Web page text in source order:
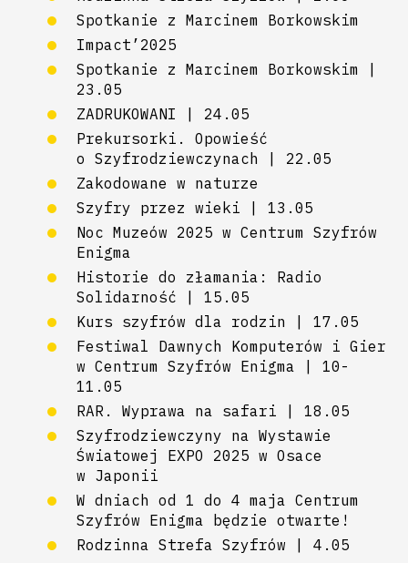
Spotkanie z Marcinem Borkowskim
Impact’2025
Spotkanie z Marcinem Borkowskim |
23.05
ZADRUKOWANI | 24.05
Prekursorki. Opowieść
o Szyfrodziewczynach | 22.05
Zakodowane w naturze
Szyfry przez wieki | 13.05
Noc Muzeów 2025 w Centrum Szyfrów
Enigma
Historie do złamania: Radio
Solidarność | 15.05
Kurs szyfrów dla rodzin | 17.05
Festiwal Dawnych Komputerów i Gier
w Centrum Szyfrów Enigma | 10-
11.05
RAR. Wyprawa na safari | 18.05
Szyfrodziewczyny na Wystawie
Światowej EXPO 2025 w Osace
w Japonii
W dniach od 1 do 4 maja Centrum
Szyfrów Enigma będzie otwarte!
Rodzinna Strefa Szyfrów | 4.05